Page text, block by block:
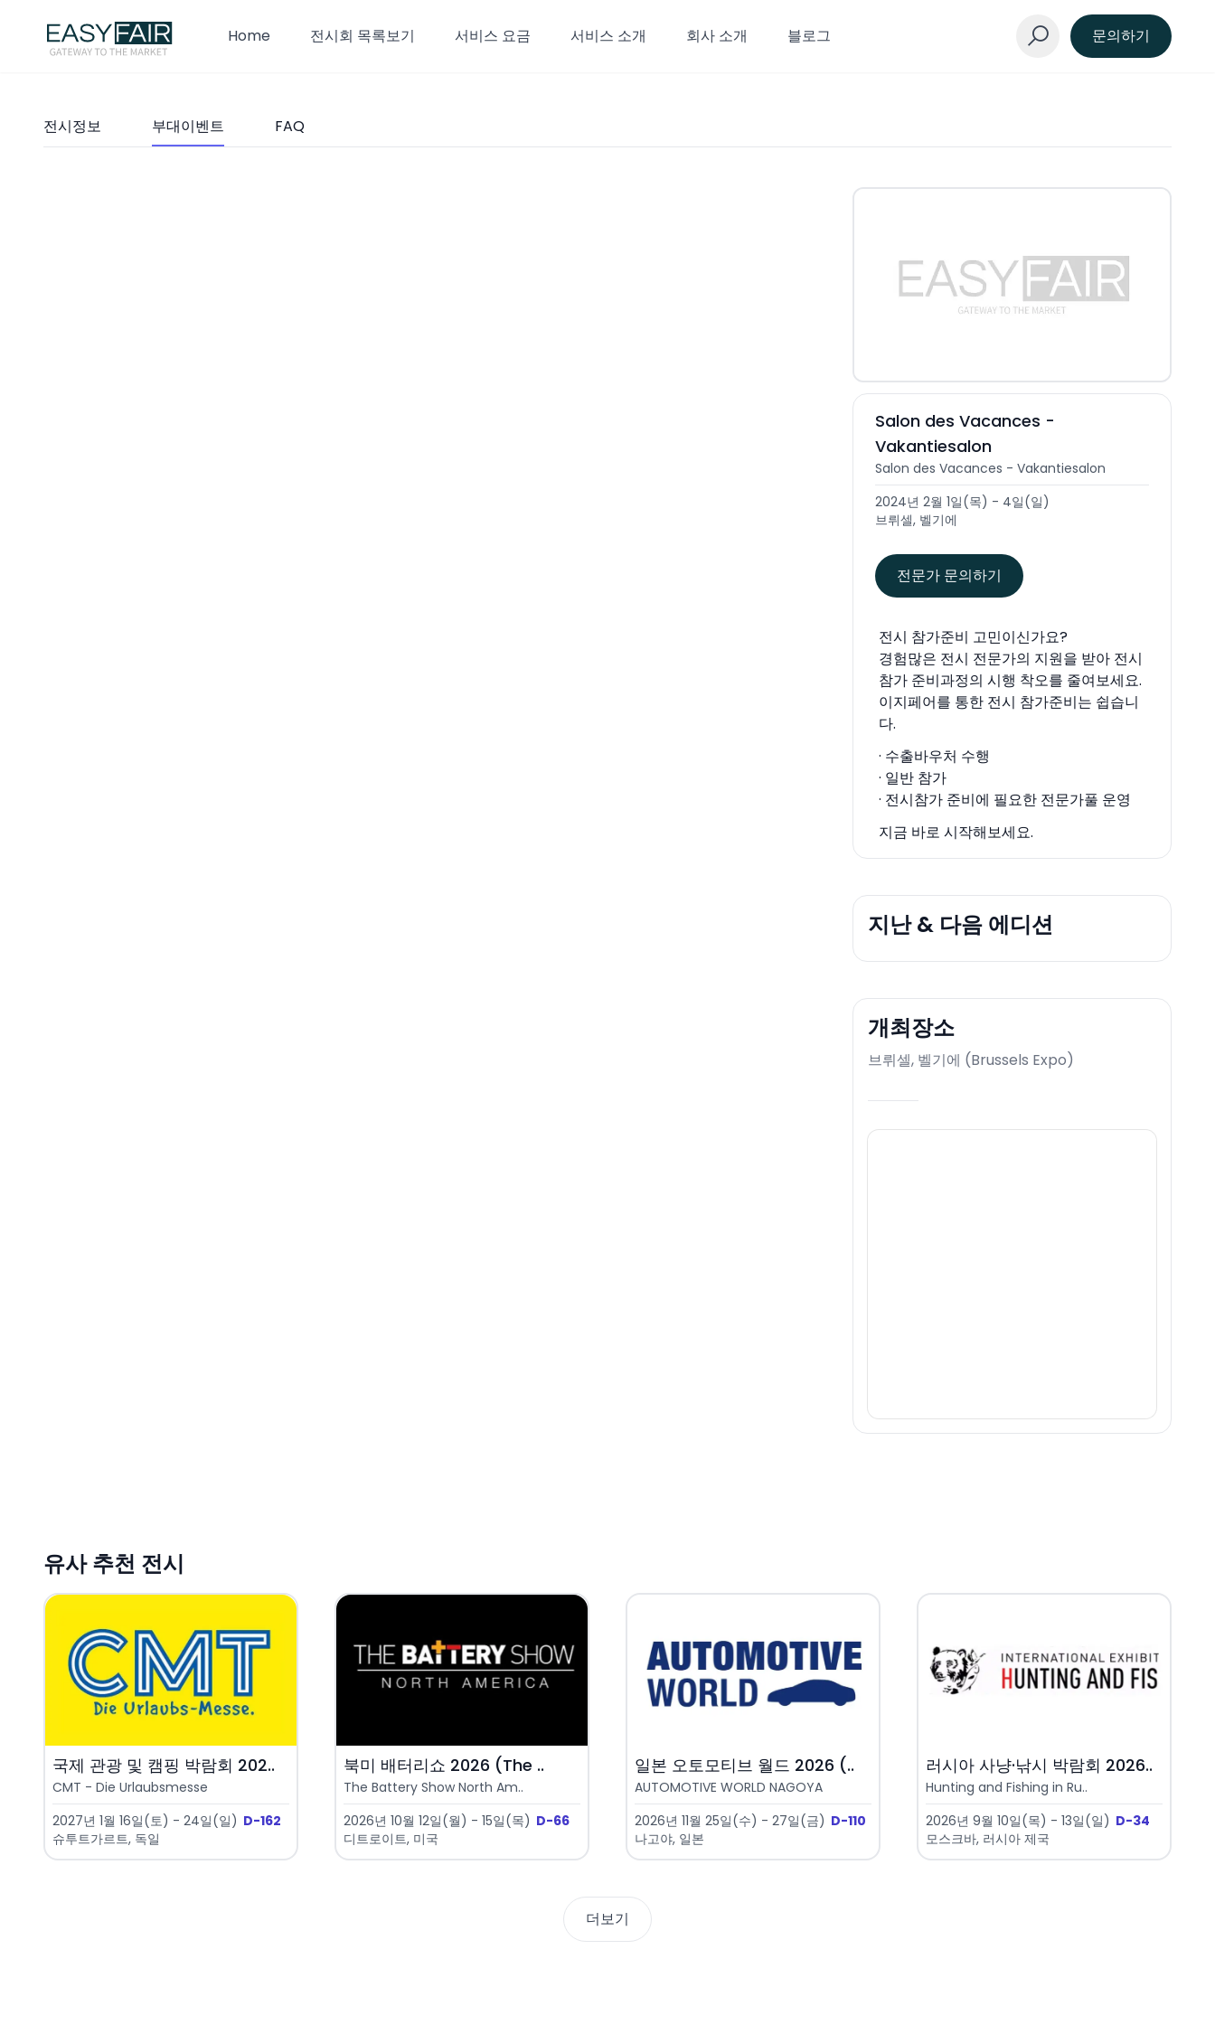
Home 전시회 목록보기 서비스 요금 서비스 소개 회사 소개 블로그 문의하기
전시정보 부대이벤트 FAQ
Salon des Vacances -
Vakantiesalon
Salon des Vacances - Vakantiesalon
2024년 2월 1일(목) - 4일(일)
브뤼셀, 벨기에
전문가 문의하기
전시 참가준비 고민이신가요?
경험많은 전시 전문가의 지원을 받아 전시
참가 준비과정의 시행 착오를 줄여보세요.
이지페어를 통한 전시 참가준비는 쉽습니
다.
· 수출바우처 수행
· 일반 참가
· 전시참가 준비에 필요한 전문가풀 운영
지금 바로 시작해보세요.
지난 & 다음 에디션
개최장소
브뤼셀, 벨기에 (Brussels Expo)
유사 추천 전시
국제 관광 및 캠핑 박람회 202..
CMT - Die Urlaubsmesse
2027년 1월 16일(토) - 24일(일) D-162
슈투트가르트, 독일
북미 배터리쇼 2026 (The ..
The Battery Show North Am..
2026년 10월 12일(월) - 15일(목) D-66
디트로이트, 미국
일본 오토모티브 월드 2026 (..
AUTOMOTIVE WORLD NAGOYA
2026년 11월 25일(수) - 27일(금) D-110
나고야, 일본
러시아 사냥·낚시 박람회 2026..
Hunting and Fishing in Ru..
2026년 9월 10일(목) - 13일(일) D-34
모스크바, 러시아 제국
더보기